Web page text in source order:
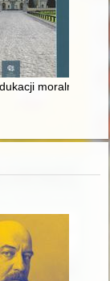
odmoralnej